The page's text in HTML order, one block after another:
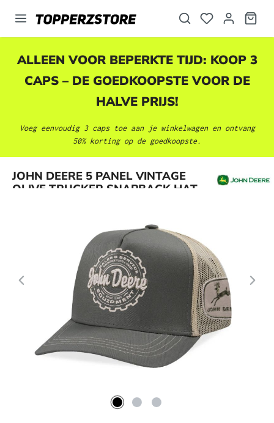
ALLEEN VOOR BEPERKTE TIJD: KOOP 3
CAPS – DE GOEDKOOPSTE VOOR DE
HALVE PRIJS!
Voeg eenvoudig 3 caps toe aan je winkelwagen en ontvang
50% korting op de goedkoopste.
JOHN DEERE 5 PANEL VINTAGE
OLIVE TRUCKER SNAPBACK HAT
Afbeeldingengalerij overslaan